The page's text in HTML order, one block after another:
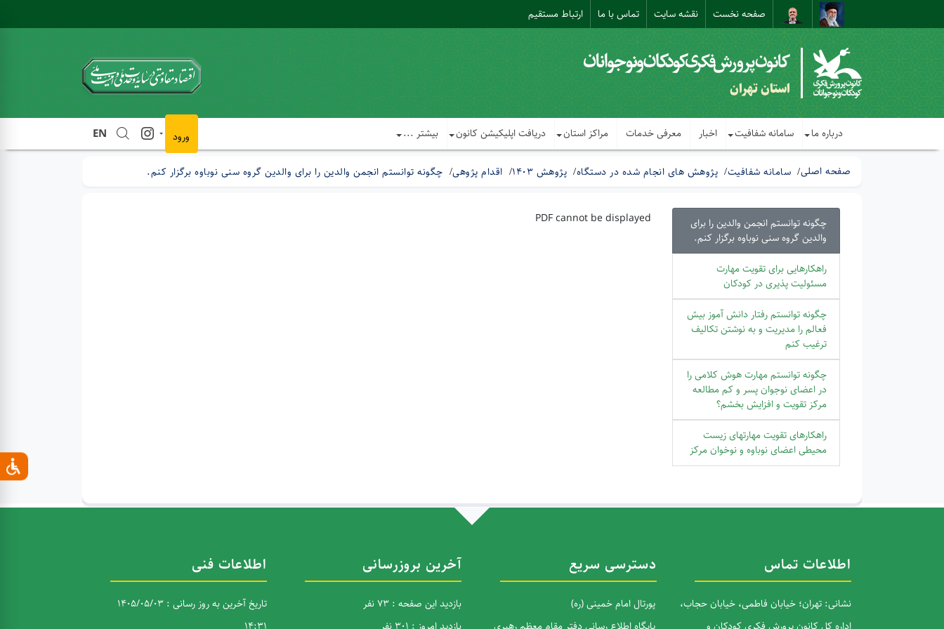
صفحه نخست نقشه سایت تماس با ما ارتباط مستقیم
استان تهران
درباره ما سامانه شفافیت اخبار معرفی خدمات مراکز استان دریافت اپلیکیشن کانون بیشتر ... EN ورود
صفحه اصلی سامانه شفافیت پژوهش های انجام شده در دستگاه پژوهش 1403 اقدام پژوهی چگونه توانستم انجمن والدین را برای والدین گروه سنی نوباوه برگزار کنم.
چگونه توانستم انجمن والدین را برای
والدین گروه سنی نوباوه برگزار کنم.
راهکارهایی برای تقویت مهارت
مسئولیت پذیری در کودکان
چگونه توانستم رفتار دانش آموز بیش
فعالم را مدیریت و به نوشتن تکالیف
ترغیب کنم
چگونه توانستم مهارت هوش کلامی را
در اعضای نوجوان پسر و کم مطالعه
مرکز تقویت و افزایش بخشم؟
راهکارهای تقویت مهارتهای زیست
محیطی اعضای نوباوه و نوخوان مرکز
PDF cannot be displayed
اطلاعات تماس
نشانی: تهران؛ خیابان فاطمی، خیابان حجاب،
دسترسی سریع
پورتال امام خمینی (ره)
آخرین بروزرسانی
بازدید این صفحه : 73 نفر
اطلاعات فنی
تاریخ آخرین به روز رسانی : 1405/05/03